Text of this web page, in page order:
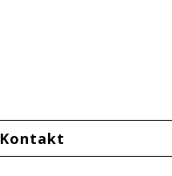
Kontakt